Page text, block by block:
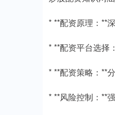
* **配资原理：**
* **配资平台选择
* **配资策略：**
* **风险控制：**